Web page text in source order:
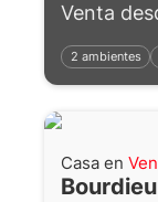
Venta
2 ambientes
Casa en